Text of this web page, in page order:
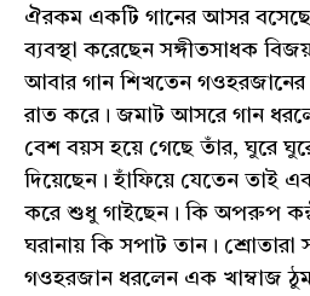
ঐরকম একটি গানের আসর
ব্যবস্থা করেছেন সঙ্গীতসাধক
আবার গান শিখতেন
রাত করে। জমাট আসরে গান
বেশ বয়স হয়ে গেছে তাঁর, ঘুরে
দিয়েছেন। হাঁফিয়ে যেতেন তাই
করে শুধু গাইছেন। কি অপরুপ কন্ঠ
ঘরানায় কি সপাট তান। শ্রোতারা
গওহরজান ধরলেন এক খাম্বাজ